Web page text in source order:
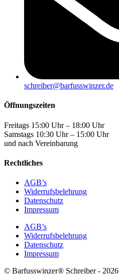
schreiber@barfusswinzer.de
Öffnungszeiten
Freitags 15:00 Uhr – 18:00 Uhr
Samstags 10:30 Uhr – 15:00 Uhr
und nach Vereinbarung
Rechtliches
AGB’s
Widerrufsbelehrung
Datenschutz
Impressum
AGB’s
Widerrufsbelehrung
Datenschutz
Impressum
© Barfusswinzer® Schreiber - 2026